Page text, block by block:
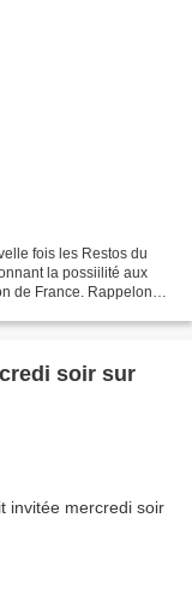
fois les Restos du
la possiilité aux
de France. Rappelons
soir sur